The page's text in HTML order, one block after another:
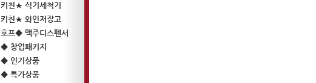
키친★ 식기세척기
키친★ 와인저장고
호프◆ 맥주디스펜서
◆ 창업패키지
◆ 인기상품
◆ 특가상품